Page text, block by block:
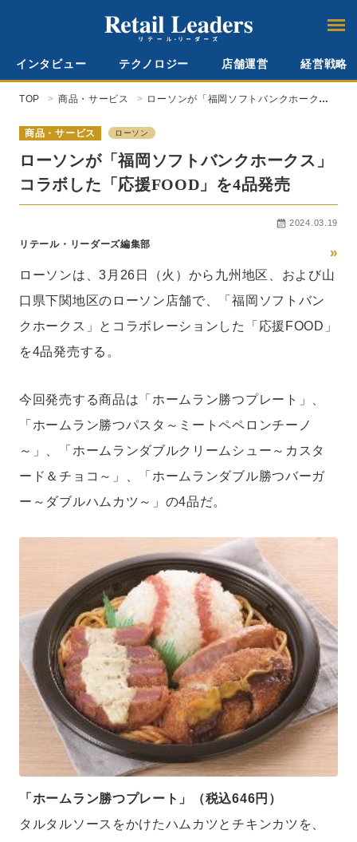
インタビュー テクノロジー 店舗運営 経営戦略
TOP 商品・サービス
ローソンが「福岡ソフトバンクホーク
売
商品・サービス ローソン
ローソンが「福岡ソフトバンクホークス」
コラボした「応援FOOD」を4品発売
2024.03.19
リテール・リーダーズ編集部
»
ローソンは、3月26日（火）から九州地区、および山
口県下関地区のローソン店舗で、「福岡ソフトバン
クホークス」とコラボレーションした「応援FOOD」
を4品発売する。
今回発売する商品は「ホームラン勝つプレート」、
「ホームラン勝つパスタ～ミートペペロンチーノ
～」、「ホームランダブルクリームシュー～カスタ
ード＆チョコ～」、「ホームランダブル勝つバーガ
ー～ダブルハムカツ～」の4品だ。
「ホームラン勝つプレート」（税込646円）
タルタルソースをかけたハムカツとチキンカツを、